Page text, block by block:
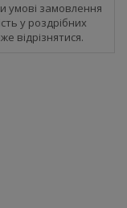
умові замовлення
у роздрібних
відрізнятися.